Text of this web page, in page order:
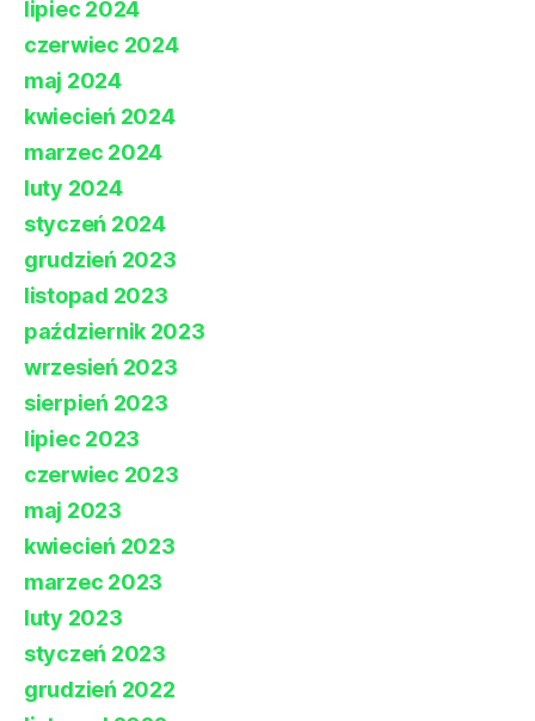
lipiec 2024
czerwiec 2024
maj 2024
kwiecień 2024
marzec 2024
luty 2024
styczeń 2024
grudzień 2023
listopad 2023
październik 2023
wrzesień 2023
sierpień 2023
lipiec 2023
czerwiec 2023
maj 2023
kwiecień 2023
marzec 2023
luty 2023
styczeń 2023
grudzień 2022